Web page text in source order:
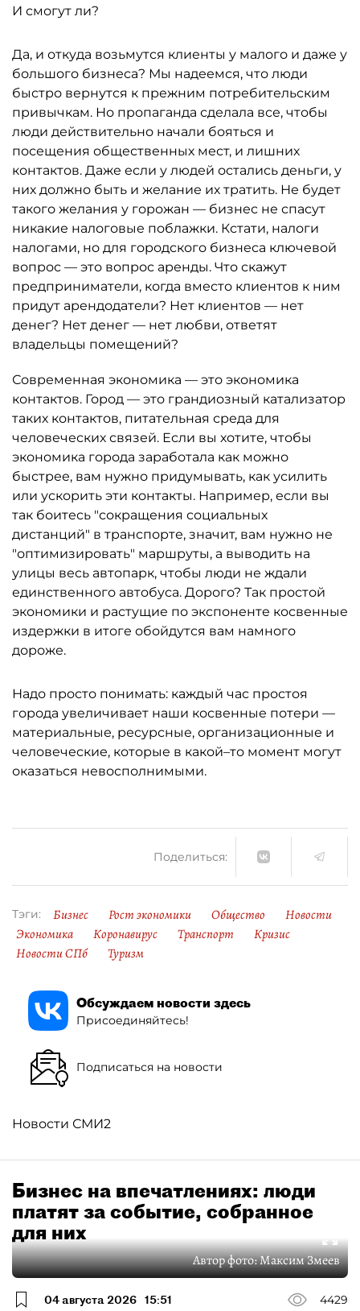
И смогут ли?
Да, и откуда возьмутся клиенты у малого и даже у
большого бизнеса? Мы надеемся, что люди
быстро вернутся к прежним потребительским
привычкам. Но пропаганда сделала все, чтобы
люди действительно начали бояться и
посещения общественных мест, и лишних
контактов. Даже если у людей остались деньги, у
них должно быть и желание их тратить. Не будет
такого желания у горожан — бизнес не спасут
никакие налоговые поблажки. Кстати, налоги
налогами, но для городского бизнеса ключевой
вопрос — это вопрос аренды. Что скажут
предприниматели, когда вместо клиентов к ним
придут арендодатели? Нет клиентов — нет
денег? Нет денег — нет любви, ответят
владельцы помещений?
Современная экономика — это экономика
контактов. Город — это грандиозный катализатор
таких контактов, питательная среда для
человеческих связей. Если вы хотите, чтобы
экономика города заработала как можно
быстрее, вам нужно придумывать, как усилить
или ускорить эти контакты. Например, если вы
так боитесь "сокращения социальных
дистанций" в транспорте, значит, вам нужно не
"оптимизировать" маршруты, а выводить на
улицы весь автопарк, чтобы люди не ждали
единственного автобуса. Дорого? Так простой
экономики и растущие по экспоненте косвенные
издержки в итоге обойдутся вам намного
дороже.
Надо просто понимать: каждый час простоя
города увеличивает наши косвенные потери —
материальные, ресурсные, организационные и
человеческие, которые в какой–то момент могут
оказаться невосполнимыми.
Поделиться:
Тэги: Бизнес Рост экономики Общество
Новости
Экономика
Коронавирус Транспорт
Кризис
Новости СПб
Туризм
Обсуждаем новости здесь
Присоединяйтесь!
Подписаться на новости
Новости СМИ2
Бизнес на впечатлениях: люди
платят за событие, собранное
для них
Автор фото:Максим Змеев
04 августа 2026 15:51 4429